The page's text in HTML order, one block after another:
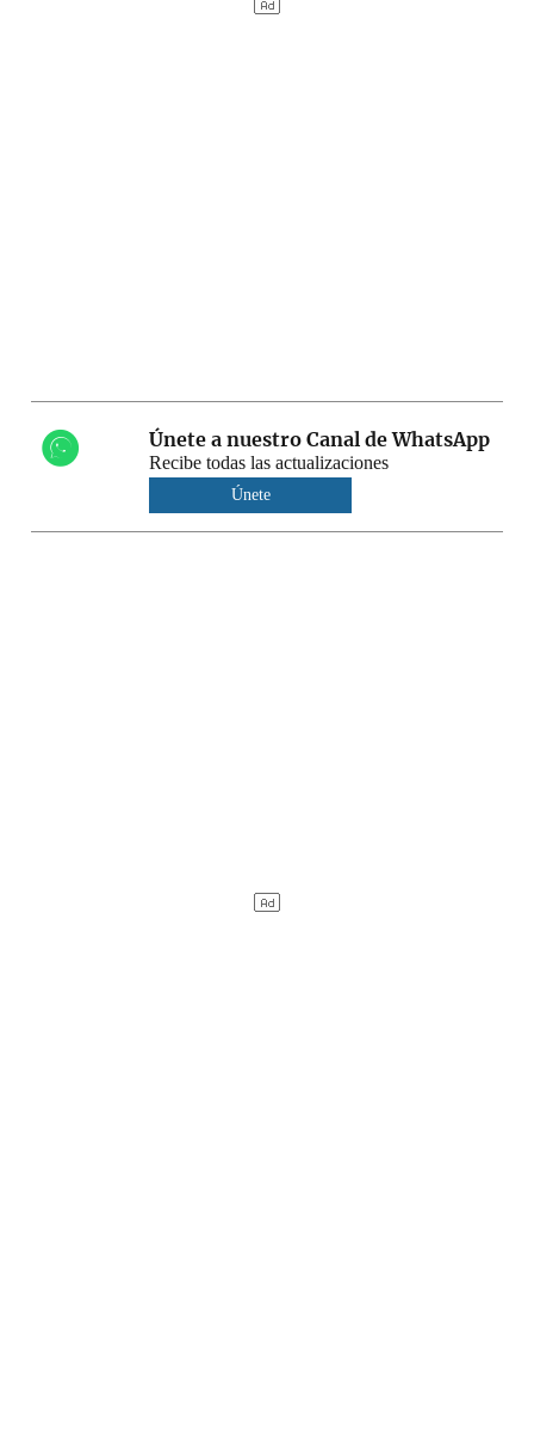
Únete a nuestro Canal de WhatsApp
Recibe todas las actualizaciones
Únete